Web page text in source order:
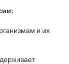
и их